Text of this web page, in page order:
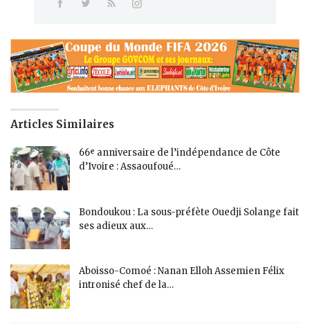
Articles Similaires
66ᵉ anniversaire de l’indépendance de Côte
d’Ivoire : Assaoufoué…
Bondoukou : La sous-préfète Ouedji Solange fait
ses adieux aux…
Aboisso-Comoé : Nanan Elloh Assemien Félix
intronisé chef de la…